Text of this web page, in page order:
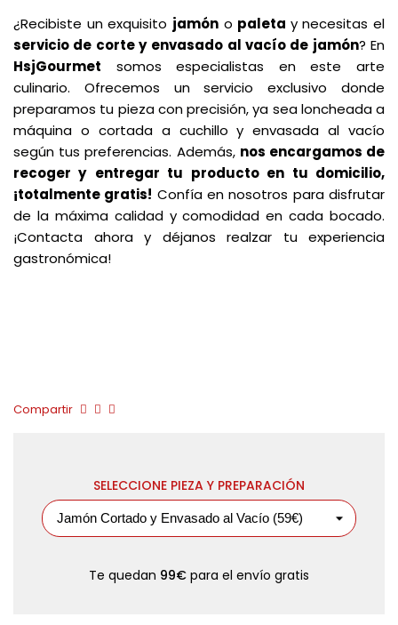
¿Recibiste un exquisito jamóno paleta y necesitas el
servicio de corte y envasado al vacío de jamón? En
HsjGourmet somos especialistas en este arte
culinario. Ofrecemos un servicio exclusivo donde
preparamos tu pieza con precisión, ya sea loncheada a
máquina o cortada a cuchillo y envasada al vacío
según tus preferencias. Además, nos encargamos de
recoger y entregar tu producto en tu domicilio,
¡totalmente gratis! Confía en nosotros para disfrutar
de la máxima calidad y comodidad en cada bocado.
¡Contacta ahora y déjanos realzar tu experiencia
gastronómica!
Compartir
SELECCIONE PIEZA Y PREPARACIÓN
Te quedan 99€ para el envío gratis